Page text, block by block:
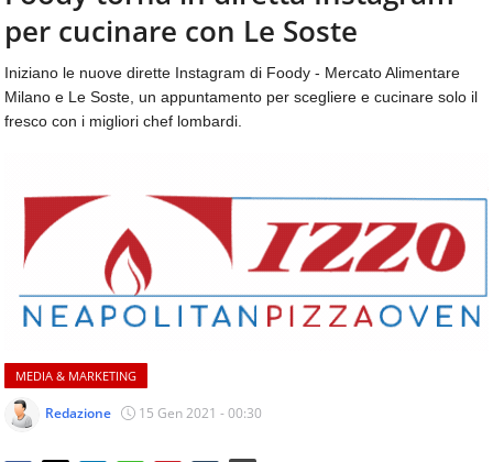
aggiornamenti
quotidiani
temi
come
ospitalità,
&
beverage,
catering
e
quotidiani
mondo
dell'alimentazione,
dei
consumi
CONTATTI
per cucinare con Le Soste
Iniziano le nuove dirette Instagram di Foody - Mercato Alimentare
Milano e Le Soste, un appuntamento per scegliere e cucinare solo il
fresco con i migliori chef lombardi.
MEDIA & MARKETING
Redazione 15 Gen 2021 - 00:30